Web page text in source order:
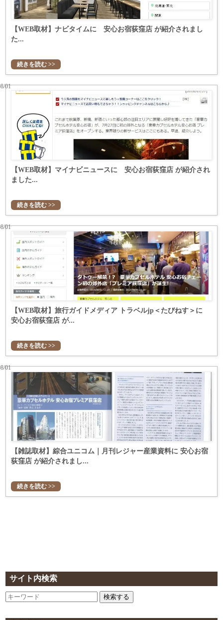
サイト内検索
検索する
【WEB取材】ナビタイムに 安心お宿荻窪店 が紹介されまし
た...
続きを読む >>
【WEB取材】マイナビニュースに 安心お宿荻窪店 が紹介され
ました...
01
続きを読む >>
【WEB取材】旅行ガイドメディア トラベルjp＜たびねす＞に
安心お宿荻窪店 が...
01
続きを読む >>
【雑誌取材】綜合ユニコム｜月刊レジャー産業資料に 安心お宿
荻窪店 が紹介されまし...
01
続きを読む >>